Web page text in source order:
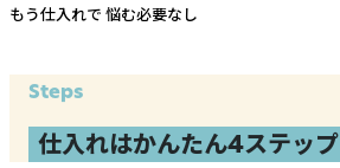
もう仕入れで 悩む必要なし
Steps
仕入れはかんたん4ステップ